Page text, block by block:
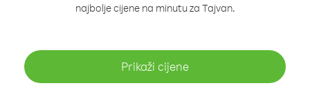
najbolje cijene na minutu za Tajvan.
Prikaži cijene